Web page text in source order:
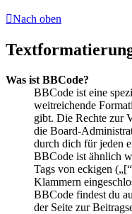
Nach oben
Was ist BBCode?
BBCode ist eine
weitreichende
gibt. Die Rechte zur
die Board-
durch dich für jeden
BBCode ist ähnlich
Tags von eckigen
Klammern
BBCode findest du
der Seite zur